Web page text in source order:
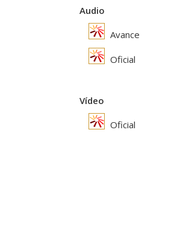
Audio
Avance
Oficial
Vídeo
Oficial